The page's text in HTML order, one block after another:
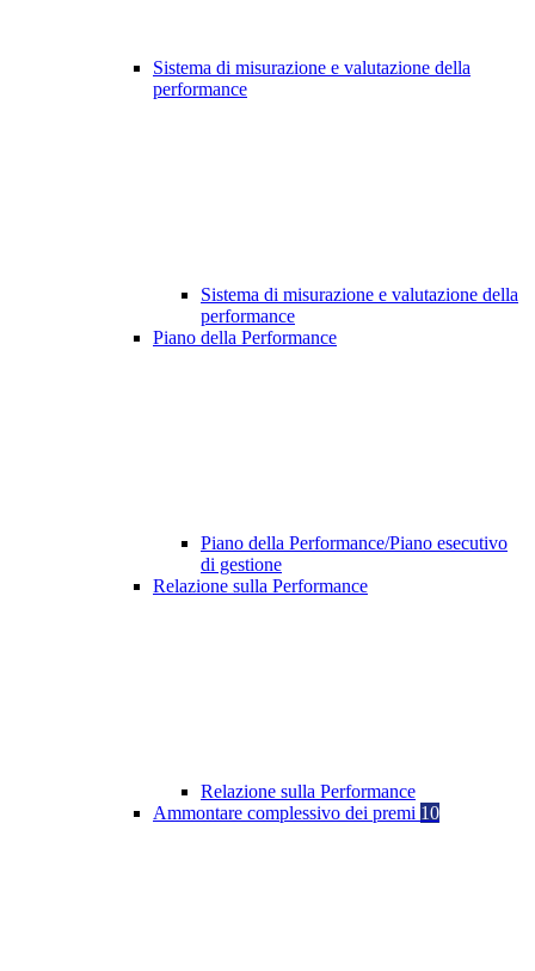
Sistema di misurazione e valutazione della
performance
Sistema di misurazione e valutazione della
performance
Piano della Performance
Piano della Performance/Piano esecutivo
di gestione
Relazione sulla Performance
Relazione sulla Performance
Ammontare complessivo dei premi 10